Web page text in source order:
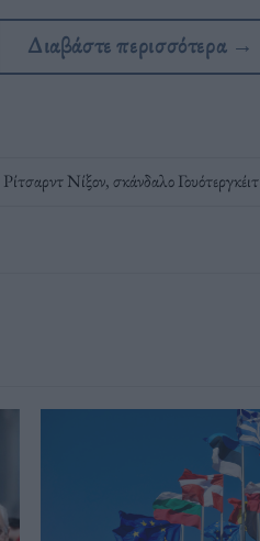
Διαβάστε περισσότερα →
Ρίτσαρντ Νίξον,σκάνδαλο Γουότεργκέιτ